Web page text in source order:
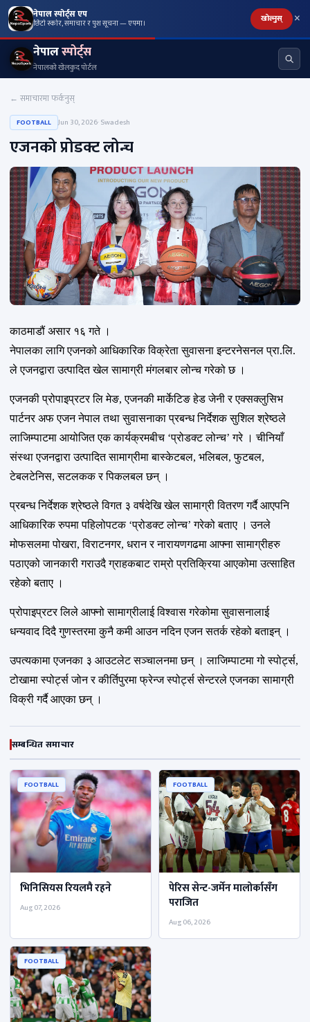
नेपाल स्पोर्ट्स एप
छिटो स्कोर, समाचार र पुश सूचना — एपमा। खोल्नुस् ×
नेपालस्पोर्ट्स
नेपालको खेलकुद पोर्टल
← समाचारमा फर्कनुस्
FOOTBALL Jun 30, 2026· Swadesh
एजनको प्रोडक्ट लोन्च
काठमाडौं असार १६ गते ।
नेपालका लागि एजनको आधिकारिक विक्रेता सुवासना इन्टरनेसनल प्रा.लि.
ले एजनद्वारा उत्पादित खेल सामाग्री मंगलबार लोन्च गरेको छ ।
एजनकी प्रोपाइप्रटर लि मेङ, एजनकी मार्केटिङ हेड जेनी र एक्सक्लुसिभ
पार्टनर अफ एजन नेपाल तथा सुवासनाका प्रबन्ध निर्देशक सुशिल श्रेष्ठले
लाजिम्पाटमा आयोजित एक कार्यक्रमबीच ‘प्रोडक्ट लोन्च’ गरे । चीनियाँ
संस्था एजनद्वारा उत्पादित सामाग्रीमा बास्केटबल, भलिबल, फुटबल,
टेबलटेनिस, सटलकक र पिकलबल छन् ।
प्रबन्ध निर्देशक श्रेष्ठले विगत ३ वर्षदेखि खेल सामाग्री वितरण गर्दै आएपनि
आधिकारिक रुपमा पहिलोपटक ‘प्रोडक्ट लोन्च’ गरेको बताए । उनले
मोफसलमा पोखरा, विराटनगर, धरान र नारायणगढमा आफ्ना सामाग्रीहरु
पठाएको जानकारी गराउदै ग्राहकबाट राम्रो प्रतिक्रिया आएकोमा उत्साहित
रहेको बताए ।
प्रोपाइप्रटर लिले आफ्नो सामाग्रीलाई विश्वास गरेकोमा सुवासनालाई
धन्यवाद दिदै गुणस्तरमा कुनै कमी आउन नदिन एजन सतर्क रहेको बताइन् ।
उपत्यकामा एजनका ३ आउटलेट सञ्चालनमा छन् । लाजिम्पाटमा गो स्पोर्ट्स,
टोखामा स्पोर्ट्स जोन र कीर्तिपुरमा फ्रेन्ज स्पोर्ट्स सेन्टरले एजनका सामाग्री
विक्री गर्दै आएका छन् ।
सम्बन्धित समाचार
FOOTBALL
भिनिसियस रियलमै रहने
Aug 07, 2026
FOOTBALL
पेरिस सेन्ट-जर्मेन मालोर्कासँग
पराजित
Aug 06, 2026
FOOTBALL